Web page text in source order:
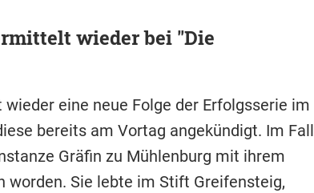
wieder bei "Die
eine neue Folge der Erfolgsserie im
bereits am Vortag angekündigt. Im Fall
Gräfin zu Mühlenburg mit ihrem
worden. Sie lebte im Stift Greifensteig,